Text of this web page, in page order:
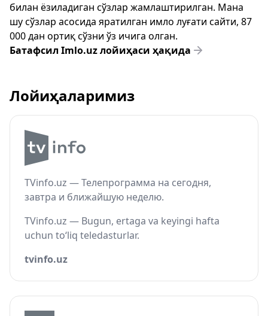
билан ёзиладиган сўзлар жамлаштирилган. Мана
шу сўзлар асосида яратилган имло луғати сайти, 87
000 дан ортиқ сўзни ўз ичига олган.
Батафсил Imlo.uz лойиҳаси ҳақида
Лойиҳаларимиз
TVinfo.uz — Телепрограмма на сегодня,
завтра и ближайшую неделю.
TVinfo.uz — Bugun, ertaga va keyingi hafta
uchun to‘liq teledasturlar.
tvinfo.uz